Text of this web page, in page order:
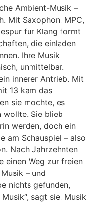
Ambient-Musik –
Mit Saxophon, MPC,
für Klang formt
die einladen
Ihre Musik
unmittelbar.
innerer Antrieb. Mit
13 kam das
sie mochte, es
wollte. Sie blieb
werden, doch ein
am Schauspiel – also
Nach Jahrzehnten
einen Weg zur freien
– und
nichts gefunden,
sagt sie. Musik